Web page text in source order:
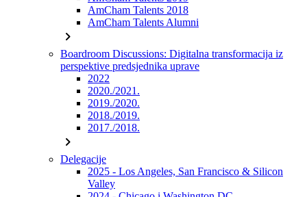
AmCham Talents 2018
AmCham Talents Alumni
chevron_right
Boardroom Discussions: Digitalna transformacija iz
perspektive predsjednika uprave
2022
2020./2021.
2019./2020.
2018./2019.
2017./2018.
chevron_right
Delegacije
2025 - Los Angeles, San Francisco & Silicon
Valley